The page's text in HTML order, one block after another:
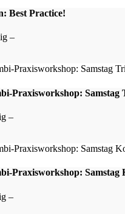
Best Practice!
–
Praxisworkshop: Samstag
–
Praxisworkshop:
–